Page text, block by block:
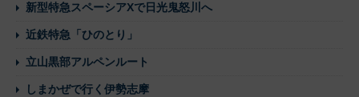
新型特急スペーシアXで日光鬼怒川へ
近鉄特急「ひのとり」
立山黒部アルペンルート
しまかぜで行く伊勢志摩